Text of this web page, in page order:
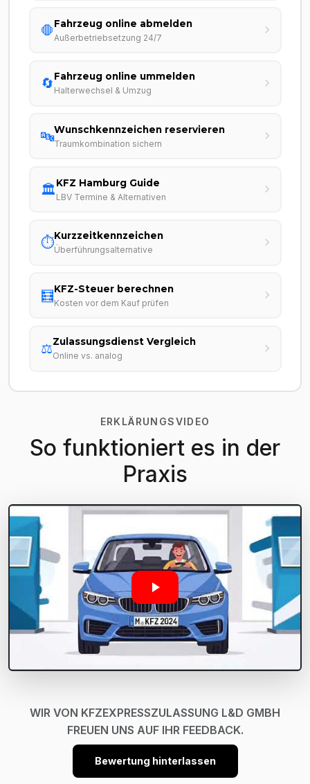
🛑Fahrzeug online abmelden
Außerbetriebsetzung 24/7
🔄Fahrzeug online ummelden
Halterwechsel & Umzug
🔤Wunschkennzeichen reservieren
Traumkombination sichern
🏛️KFZ Hamburg Guide
LBV Termine & Alternativen
⏱️Kurzzeitkennzeichen
Überführungsalternative
🧮KFZ-Steuer berechnen
Kosten vor dem Kauf prüfen
⚖️Zulassungsdienst Vergleich
Online vs. analog
ERKLÄRUNGSVIDEO
So funktioniert es in der
Praxis
WIR VON KFZEXPRESSZULASSUNG L&D GMBH
FREUEN UNS AUF IHR FEEDBACK.
Bewertung hinterlassen